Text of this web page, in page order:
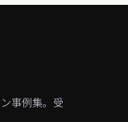
事例集。受